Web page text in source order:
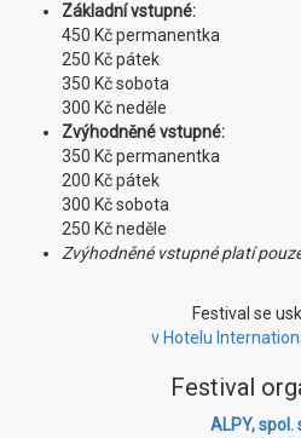
Základní vstupné:
450 Kč permanentka
250 Kč pátek
350 Kč sobota
300 Kč neděle
Zvýhodněné vstupné:
350 Kč permanentka
200 Kč pátek
300 Kč sobota
250 Kč neděle
Zvýhodněné vstupné platí
Festival se
v Hotelu
Festival
ALPY, spol.